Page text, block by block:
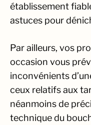
établissement
astuces pour
Par ailleurs, vos
occasion vous
inconvénients
ceux relatifs aux
néanmoins de
technique du